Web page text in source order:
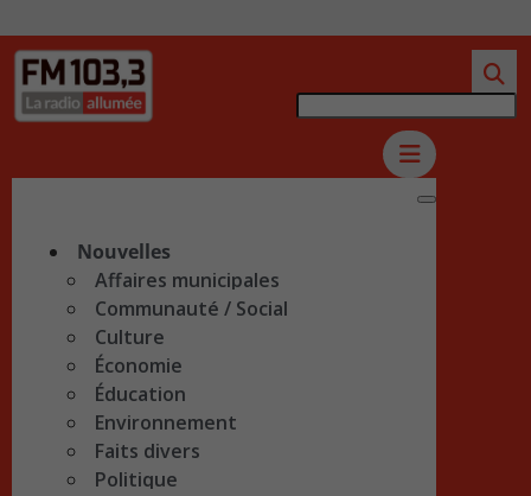
Nouvelles
Affaires municipales
Communauté / Social
Culture
Économie
Éducation
Environnement
Faits divers
Politique